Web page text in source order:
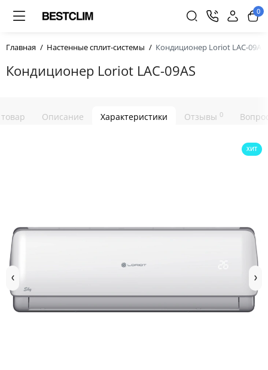
0
Главная Настенные сплит-системы Кондиционер Loriot LAC-09AS
Кондиционер Loriot LAC-09AS
Описание Характеристики Отзывы 0
ХИТ